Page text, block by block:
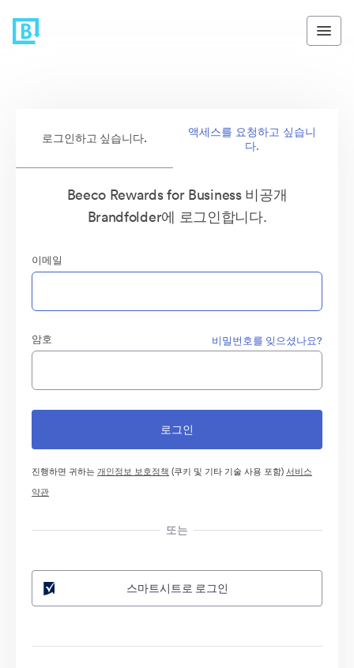
로그인하고 싶습니다.
액세스를 요청하고 싶습니
다.
Beeco Rewards for Business 비공개
Brandfolder에 로그인합니다.
이메일
암호 비밀번호를 잊으셨나요?
진행하면 귀하는개인정보 보호정책 (쿠키 및 기타 기술 사용 포함)서비스
약관
또는
스마트시트로 로그인